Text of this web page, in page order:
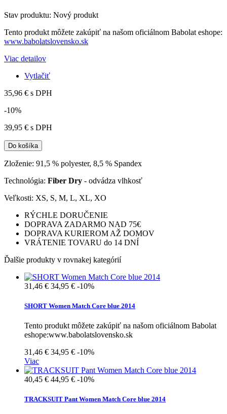
Stav produktu: Nový produkt
Tento produkt môžete zakúpiť na našom oficiálnom Babolat eshope:
www.babolatslovensko.sk
Viac detailov
Vytlačiť
35,96 € s DPH
-10%
39,95 € s DPH
Do košíka
Zloženie: 91,5 % polyester, 8,5 % Spandex
Technológia: Fiber Dry - odvádza vlhkosť
Veľkosti: XS, S, M, L, XL, XO
RÝCHLE DORUČENIE
DOPRAVA ZADARMO NAD 75€
DOPRAVA KURIEROM AŽ DOMOV
VRÁTENIE TOVARU do 14 DNÍ
Ďalšie produkty v rovnakej kategórií
31,46 € 34,95 € -10%
SHORT Women Match Core blue 2014
Tento produkt môžete zakúpiť na našom oficiálnom Babolat
eshope:www.babolatslovensko.sk
31,46 € 34,95 € -10%
Viac
40,45 € 44,95 € -10%
TRACKSUIT Pant Women Match Core blue 2014